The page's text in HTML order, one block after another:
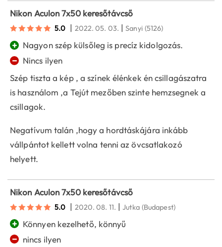
Nikon Aculon 7x50 keresőtávcső
5.0 | 2022. 05. 03. |Sanyi (5126)
+ Nagyon szép külsőleg is precíz kidolgozás.
−
Nincs ilyen
Szép tiszta a kép , a színek élénkek én csillagászatra
is használom ,a Tejút mezőben szinte hemzsegnek a
csillagok.
Negatívum talán ,hogy a hordtáskájára inkább
vállpántot kellett volna tenni az övcsatlakozó
helyett.
Nikon Aculon 7x50 keresőtávcső
5.0 | 2020. 08. 11. |Jutka (Budapest)
+ Könnyen kezelhető, könnyű
−
nincs ilyen